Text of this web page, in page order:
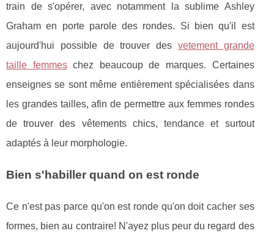
train de s'opérer, avec notamment la sublime Ashley
Graham en porte parole des rondes. Si bien qu'il est
aujourd'hui possible de trouver des vetement grande
taille femmeschez beaucoup de marques. Certaines
enseignes se sont même entièrement spécialisées dans
les grandes tailles, afin de permettre aux femmes rondes
de trouver des vêtements chics, tendance et surtout
adaptés à leur morphologie.
Bien s'habiller quand on est ronde
Ce n'est pas parce qu'on est ronde qu'on doit cacher ses
formes, bien au contraire! N'ayez plus peur du regard des